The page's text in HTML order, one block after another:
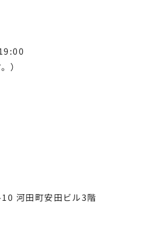
）
河田町安田ビル3階